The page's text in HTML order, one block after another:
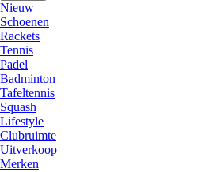
Nieuw
Schoenen
Rackets
Tennis
Padel
Badminton
Tafeltennis
Squash
Lifestyle
Clubruimte
Uitverkoop
Merken